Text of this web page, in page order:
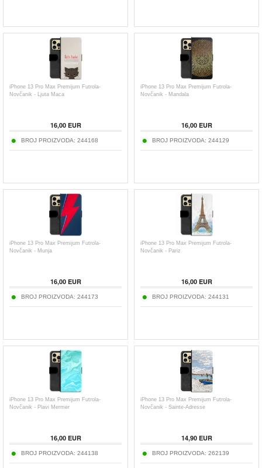
iPhone 13 Pro Max Premijum Futrola-
Novčanik - Ljuta Maca
16,00EUR
BROJ PROIZVODA: 244168
iPhone 13 Pro Max Premijum Futrola-
Novčanik - Mandala
16,00EUR
BROJ PROIZVODA: 244129
iPhone 13 Pro Max Premijum Futrola-
Novčanik - Munja
16,00EUR
BROJ PROIZVODA: 244173
iPhone 13 Pro Max Premijum Futrola-
Novčanik - Pariz
16,00EUR
BROJ PROIZVODA: 244131
iPhone 13 Pro Max Premijum Futrola-
Novčanik - Plavi Mermer
16,00EUR
BROJ PROIZVODA: 244138
iPhone 13 Pro Max Premijum Futrola-
Novčanik - Sainte-Adresse
14,90EUR
BROJ PROIZVODA: 262139